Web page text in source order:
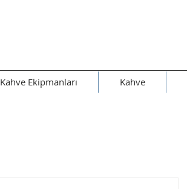
Kahve Ekipmanları Kahve